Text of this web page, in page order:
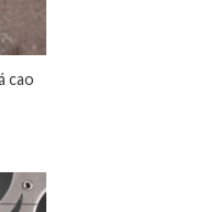
cao